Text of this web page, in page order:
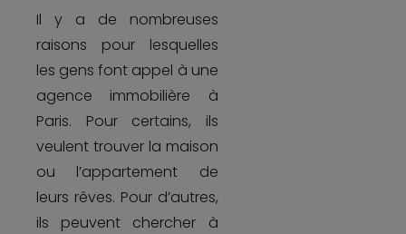
Il y a de nombreuses
raisons pour lesquelles
les gens font appel à une
agence immobilière à
Paris. Pour certains, ils
veulent trouver la maison
ou l’appartement de
leurs rêves. Pour d’autres,
ils peuvent chercher à